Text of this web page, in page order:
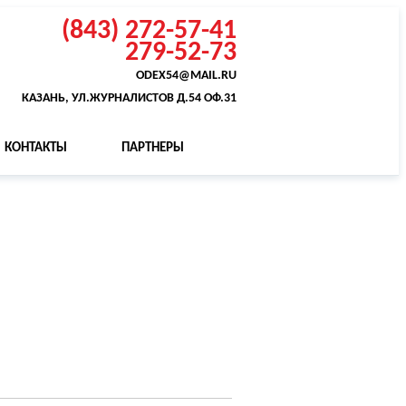
(843) 272-57-41
279-52-73
ODEX54@MAIL.RU
КАЗАНЬ, УЛ.ЖУРНАЛИСТОВ Д.54 ОФ.31
КОНТАКТЫ ПАРТНЕРЫ